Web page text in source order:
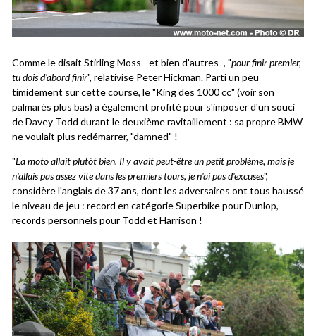
Comme le disait Stirling Moss - et bien d'autres -, "pour finir premier,
tu dois d'abord finir", relativise Peter Hickman. Parti un peu
timidement sur cette course, le "King des 1000 cc" (voir son
palmarès plus bas) a également profité pour s'imposer d'un souci
de Davey Todd durant le deuxième ravitaillement : sa propre BMW
ne voulait plus redémarrer, "damned" !
"La moto allait plutôt bien. Il y avait peut-être un petit problème, mais je
n'allais pas assez vite dans les premiers tours, je n'ai pas d'excuses",
considère l'anglais de 37 ans, dont les adversaires ont tous haussé
le niveau de jeu : record en catégorie Superbike pour Dunlop,
records personnels pour Todd et Harrison !